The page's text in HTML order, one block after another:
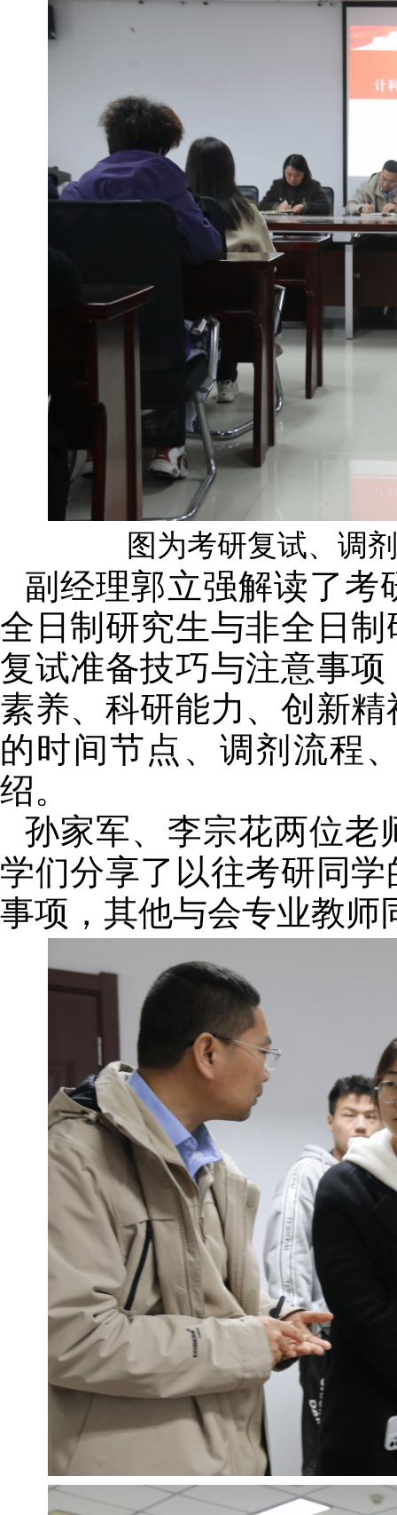
图为考研复试、调
副经理郭立强解读了考
全日制研究生与非全日
复试准备技巧与注意事
素养、科研能力、创新
的时间节点、调剂流程
绍。
孙家军、李宗花两位老
学们分享了以往考研同
事项，其他与会专业教师